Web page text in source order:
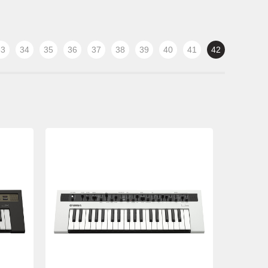
34 35 36 37 38 39 40 41 42